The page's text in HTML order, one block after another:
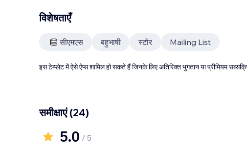
विशेषताएँ
सीएमएस बहुभाषी स्टोर Mailing List
इस टेम्प्लेट में ऐसे ऐप्स शामिल हो सकते हैं जिनके लिए अतिरिक्त भुगतान या प्रीमियम
समीक्षाएं(24)
5.0 / 5